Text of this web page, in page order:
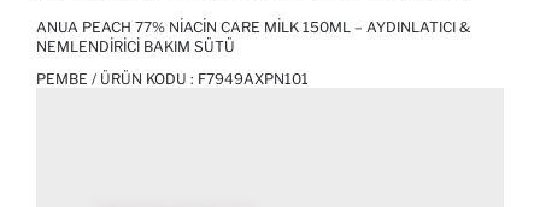
ANUA PEACH 77% NIACIN CARE MILK 150ML – AYDINLATICI &
NEMLENDIRICI BAKIM SÜTÜ
PEMBE / ÜRÜN KODU : F7949AXPN101